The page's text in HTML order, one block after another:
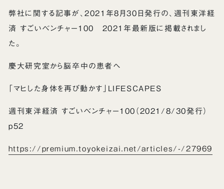
弊社に関する記事が、2021年8月30日発行の、週刊東洋経
済 すごいベンチャー100 2021年最新版に掲載されまし
た。
慶大研究室から脳卒中の患者へ
「マヒした身体を再び動かす」LIFESCAPES
週刊東洋経済 すごいベンチャー100（2021/8/30発行）
p52
https://premium.toyokeizai.net/articles/-/27969